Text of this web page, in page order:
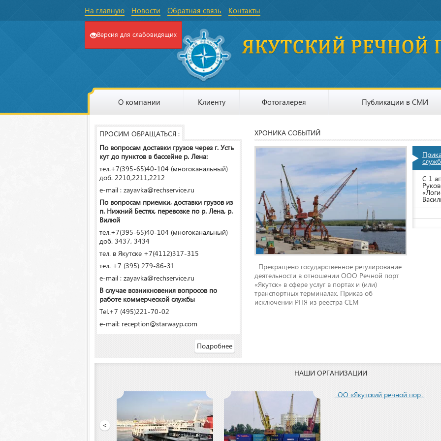
На главную Новости Обратная связь Контакты
Версия для слабовидящих
О компании Клиенту Фотогалерея Публикации в СМИ
ПРОСИМ ОБРАЩАТЬСЯ :
По вопросам доставки грузов через г. Усть
кут до пунктов в бассейне р. Лена:
тел.+7(395-65)40-104 (многоканальный)
доб. 2210,2211,2212
e-mail : zayavka@rechservice.ru
По вопросам приемки, доставки грузов из
п. Нижний Бестях, перевозке по р. Лена, р.
Вилюй
тел.+7(395-65)40-104 (многоканальный)
доб. 3437, 3434
тел. в Якутске +7(4112)317-315
тел. +7 (395) 279-86-31
e-mail : zayavka@rechservice.ru
В случае возникновения вопросов по
работе коммерческой службы
Tel.+7 (495)221-70-02
e-mail: reception@starwayp.com
Подробнее
ХРОНИКА СОБЫТИЙ
Прекращено государственное регулирование
деятельности в отношении ООО Речной порт
«Якутск» в сфере услуг в портах и (или)
транспортных терминалах. Приказ об
исключении РПЯ из реестра СЕМ
С 1
НАШИ ОРГАНИЗАЦИИ
<
ООО «Якутский речной порт»